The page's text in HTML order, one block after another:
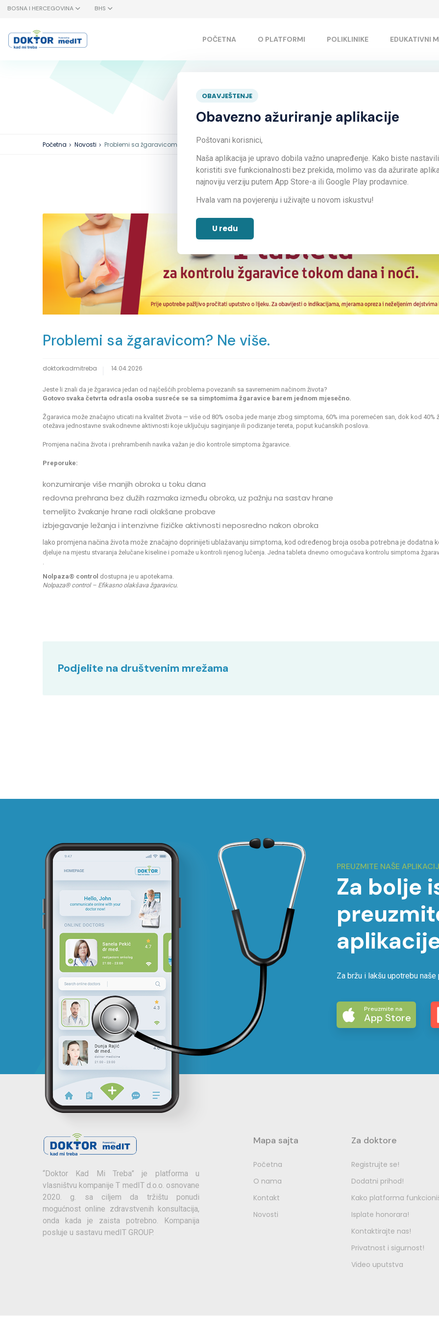
BOSNA I HERCEGOVINA BHS
POČETNA O PLATFORMI POLIKLINIKE EDUKATIVNI
OBAVJEŠTENJE
Obavezno ažuriranje aplikacije
Poštovani korisnici,
Naša aplikacija je upravo dobila važno unapređenje. Kako biste nastavili
koristiti sve funkcionalnosti bez prekida, molimo vas da ažurirate
najnoviju verziju putem App Store-a ili Google Play prodavnice.
Hvala vam na povjerenju i uživajte u novom iskustvu!
U redu
Problemi sa žgaravicom? Ne
Početna Novosti Problemi sa žgaravicom? Ne više.
Problemi sa žgaravicom? Ne više.
doktorkadmitreba 14.04.2026
Jeste li znali da je žgaravica jedan od najčešćih problema povezanih sa savremenim načinom života?
Gotovo svaka četvrta odrasla osoba susreće se sa simptomima žgaravice barem jednom mjesečno.
Žgaravica može značajno uticati na kvalitet života — više od 80% osoba jede manje zbog simptoma, 60% ima poremećen san, dok kod
otežava jednostavne svakodnevne aktivnosti koje uključuju saginjanje ili podizanje tereta, poput kućanskih poslova.
Promjena načina života i prehrambenih navika važan je dio kontrole simptoma žgaravice.
Preporuke:
konzumiranje više manjih obroka u toku dana
redovna prehrana bez dužih razmaka između obroka, uz pažnju na sastav hrane
temeljito žvakanje hrane radi olakšane probave
izbjegavanje ležanja i intenzivne fizičke aktivnosti neposredno nakon obroka
Iako promjena načina života može značajno doprinijeti ublažavanju simptoma, kod određenog broja osoba potrebna je dodatna
djeluje na mjestu stvaranja želučane kiseline i pomaže u kontroli njenog lučenja. Jedna tableta dnevno omogućava kontrolu simptoma
Nolpaza® control dostupna je u apotekama.
Nolpaza® control – Efikasno olakšava žgaravicu.
Podjelite na društvenim mrežama
PREUZMITE NAŠE
Za bolje
Za bržu i lakšu upotrebu
Preuzmite na
App Store
“Doktor Kad Mi Treba” je platforma u
vlasništvu kompanije T medIT d.o.o. osnovane
2020. g. sa ciljem da tržištu ponudi
mogućnost online zdravstvenih konsultacija,
onda kada je zaista potrebno. Kompanija
posluje u sastavu medIT GROUP.
Mapa sajta
Početna
O nama
Kontakt
Novosti
Za doktore
Registrujte se!
Dodatni prihod!
Kako platforma
Isplate honorara!
Kontaktirajte nas!
Privatnost i sigurnost!
Video uputstva